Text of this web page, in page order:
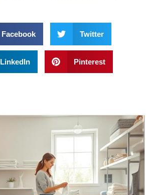
Facebook Twitter
LinkedIn Pinterest